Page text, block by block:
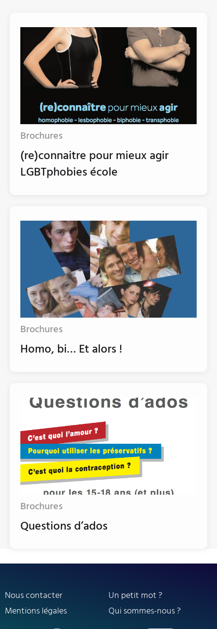
Brochures
(re)connaitre pour mieux agir
LGBTphobies école
Brochures
Homo, bi… Et alors !
Brochures
Questions d’ados
Nous contacter
Un petit mot ?
Mentions légales
Qui sommes-nous ?